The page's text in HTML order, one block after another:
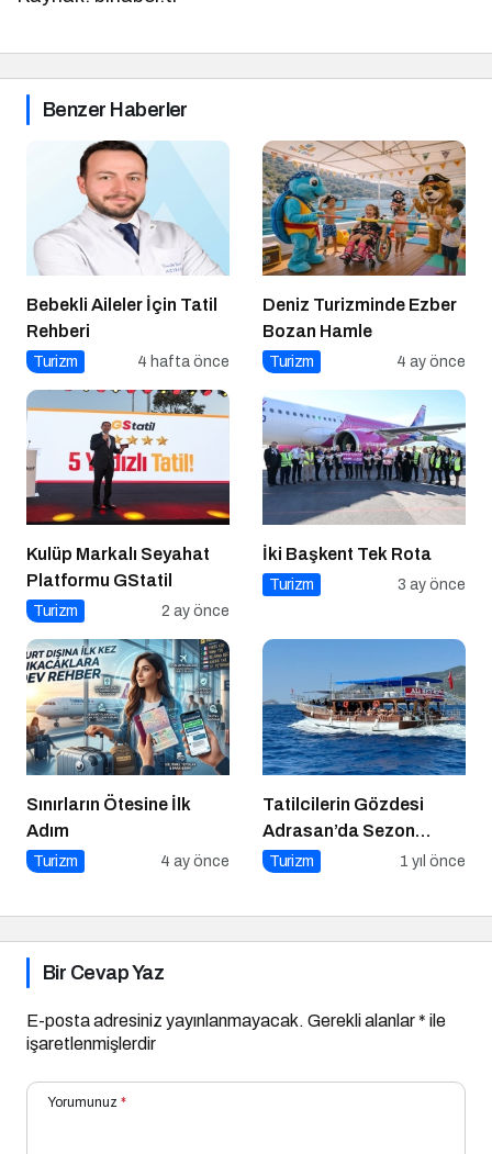
Benzer Haberler
Bebekli Aileler İçin Tatil
Rehberi
Turizm 4 hafta önce
Deniz Turizminde Ezber
Bozan Hamle
Turizm 4 ay önce
Kulüp Markalı Seyahat
Platformu GStatil
Turizm 2 ay önce
İki Başkent Tek Rota
Turizm 3 ay önce
Sınırların Ötesine İlk
Adım
Turizm 4 ay önce
Tatilcilerin Gözdesi
Adrasan’da Sezon
Açıldı!
Turizm 1 yıl önce
Bir Cevap Yaz
E-posta adresiniz yayınlanmayacak. Gerekli alanlar* ile
işaretlenmişlerdir
Yorumunuz *